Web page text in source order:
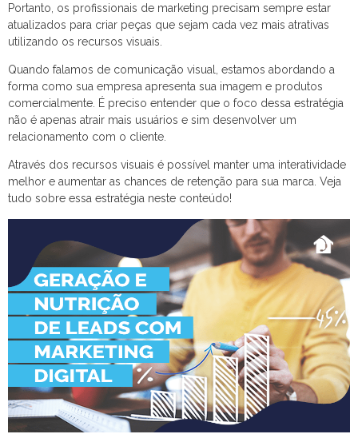
Portanto, os profissionais de marketing precisam sempre estar
atualizados para criar peças que sejam cada vez mais atrativas
utilizando os recursos visuais.
Quando falamos de comunicação visual, estamos abordando a
forma como sua empresa apresenta sua imagem e produtos
comercialmente. É preciso entender que o foco dessa estratégia
não é apenas atrair mais usuários e sim desenvolver um
relacionamento com o cliente.
Através dos recursos visuais é possível manter uma interatividade
melhor e aumentar as chances de retenção para sua marca. Veja
tudo sobre essa estratégia neste conteúdo!